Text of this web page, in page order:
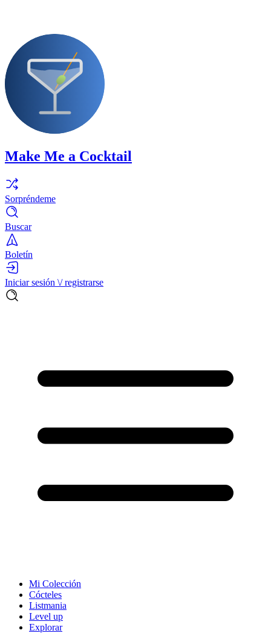
Make Me a Cocktail
Sorpréndeme
Buscar
Boletín
Iniciar sesión \/ registrarse
Mi Colección
Cócteles
Listmania
Level up
Explorar